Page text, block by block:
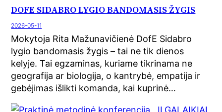
DOFE SIDABRO LYGIO BANDOMASIS ŽYGIS
2026-05-11
Mokytoja Rita Mažunavičienė DofE Sidabro
lygio bandomasis žygis – tai ne tik dienos
kelyje. Tai egzaminas, kuriame tikrinama ne
geografija ar biologija, o kantrybė, empatija ir
gebėjimas išlikti komanda, kai kuprinė…